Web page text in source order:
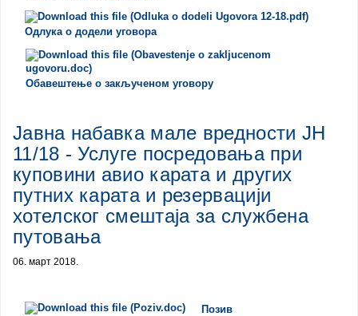
Одлука о додели уговора
Обавештење о закљученом уговору
Јавна набавка мале вредности ЈН
11/18 - Услуге посредовања при
куповини авио карата и других
путних карата и резервацији
хотелског смештаја за службена
путовања
06. март 2018.
Позив